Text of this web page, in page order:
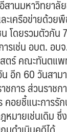
สานมหาวิทยา
เครือข่ายด้วย
โดยรวมตัวกัน
ารเช่น อบต.
ร์ คณะทันตแพ
น อีก 60 วันส
ชการ ส่วนราช
อยชี้แนะการรั
มายเช่นเดิม